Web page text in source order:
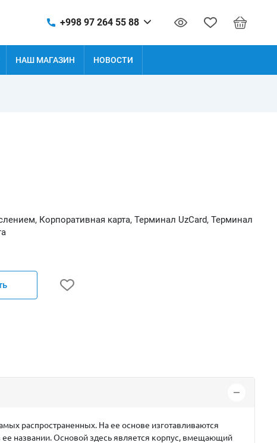
+998 97 264 55 88
НАШ МАГАЗИН НОВОСТИ
Корпоративная карта, Терминал UzCard, Терминал
распространенных. На ее основе изготавливаются
названии. Основой здесь является корпус, вмещающий